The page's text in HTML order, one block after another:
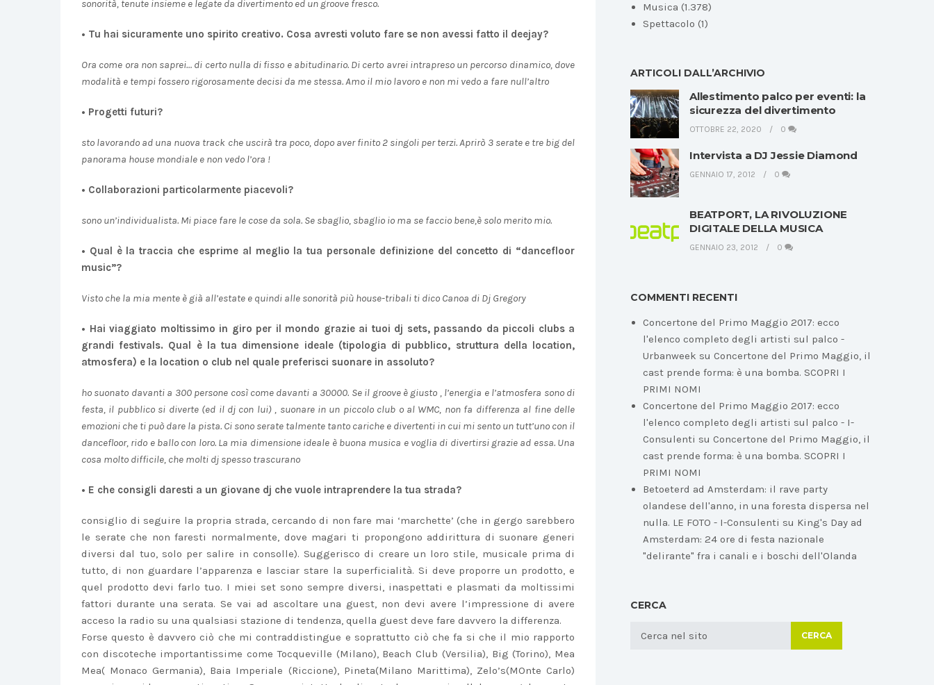
sonorità, tenute insieme e legate da divertimento ed un groove fresco.
• Tu hai sicuramente uno spirito creativo. Cosa avresti voluto fare se non avessi fatto il deejay?
Ora come ora non saprei… di certo nulla di fisso e abitudinario. Di certo avrei intrapreso un percorso dinamico, dove
modalità e tempi fossero rigorosamente decisi da me stessa. Amo il mio lavoro e non mi vedo a fare null’altro
• Progetti futuri?
sto lavorando ad una nuova track che uscirà tra poco, dopo aver finito 2 singoli per terzi. Aprirò 3 serate e tre big del
panorama house mondiale e non vedo l’ora !
• Collaborazioni particolarmente piacevoli?
sono un’individualista. Mi piace fare le cose da sola. Se sbaglio, sbaglio io ma se faccio bene,è solo merito mio.
• Qual è la traccia che esprime al meglio la tua personale definizione del concetto di “dancefloor
music”?
Visto che la mia mente è già all’estate e quindi alle sonorità più house-tribali ti dico Canoa di Dj Gregory
• Hai viaggiato moltissimo in giro per il mondo grazie ai tuoi dj sets, passando da piccoli clubs a
grandi festivals. Qual è la tua dimensione ideale (tipologia di pubblico, struttura della location,
atmosfera) e la location o club nel quale preferisci suonare in assoluto?
ho suonato davanti a 300 persone così come davanti a 30000. Se il groove è giusto , l’energia e l’atmosfera sono di
festa, il pubblico si diverte (ed il dj con lui) , suonare in un piccolo club o al WMC, non fa differenza al fine delle
emozioni che ti può dare la pista. Ci sono serate talmente tanto cariche e divertenti in cui mi sento un tutt’uno con il
dancefloor, rido e ballo con loro. La mia dimensione ideale è buona musica e voglia di divertirsi grazie ad essa. Una
cosa molto difficile, che molti dj spesso trascurano
• E che consigli daresti a un giovane dj che vuole intraprendere la tua strada?
consiglio di seguire la propria strada, cercando di non fare mai ‘marchette’ (che in gergo sarebbero
le serate che non faresti normalmente, dove magari ti propongono addirittura di suonare generi
diversi dal tuo, solo per salire in consolle). Suggerisco di creare un loro stile, musicale prima di
tutto, di non guardare l’apparenza e lasciar stare la superficialità. Si deve proporre un prodotto, e
quel prodotto devi farlo tuo. I miei set sono sempre diversi, inaspettati e plasmati da moltissimi
fattori durante una serata. Se vai ad ascoltare una guest, non devi avere l’impressione di avere
acceso la radio su una qualsiasi stazione di tendenza, quella guest deve fare davvero la differenza.
Forse questo è davvero ciò che mi contraddistingue e soprattutto ciò che fa si che il mio rapporto
con discoteche importantissime come Tocqueville (Milano), Beach Club (Versilia), Big (Torino), Mea
Mea( Monaco Germania), Baia Imperiale (Riccione), Pineta(Milano Marittima), Zelo’s(MOnte Carlo)
Musica (1.378)
Spettacolo (1)
ARTICOLI DALL’ARCHIVIO
Allestimento palco per eventi: la
sicurezza del divertimento
OTTOBRE 22, 2020 0
Intervista a DJ Jessie Diamond
GENNAIO 17, 2012 0
BEATPORT, LA RIVOLUZIONE
DIGITALE DELLA MUSICA
GENNAIO 23, 2012 0
COMMENTI RECENTI
Concertone del Primo Maggio 2017: ecco
l'elenco completo degli artisti sul palco -
Urbanweek su Concertone del Primo Maggio, il
cast prende forma: è una bomba. SCOPRI I
PRIMI NOMI
Concertone del Primo Maggio 2017: ecco
l'elenco completo degli artisti sul palco - I-
Consulenti su Concertone del Primo Maggio, il
cast prende forma: è una bomba. SCOPRI I
PRIMI NOMI
Betoeterd ad Amsterdam: il rave party
olandese dell'anno, in una foresta dispersa nel
nulla. LE FOTO - I-Consulenti su King's Day ad
Amsterdam: 24 ore di festa nazionale
"delirante" fra i canali e i boschi dell'Olanda
CERCA
CERCA